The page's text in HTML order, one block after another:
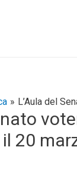
L’Aula del
20